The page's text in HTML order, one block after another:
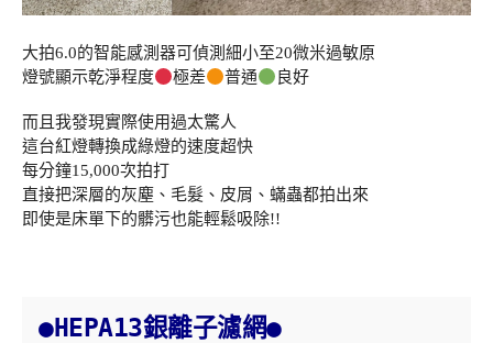
大拍6.0的智能感測器可偵測細小至20微米過敏原
燈號顯示乾淨程度
極差 普通 良好
而且我發現實際使用過太驚人
這台紅燈轉換成綠燈的速度超快
每分鐘15,000次拍打
直接把深層的灰塵、毛髮、皮屑、蟎蟲都拍出來
即使是床單下的髒污也能輕鬆吸除!!
●HEPA13銀離子濾網●